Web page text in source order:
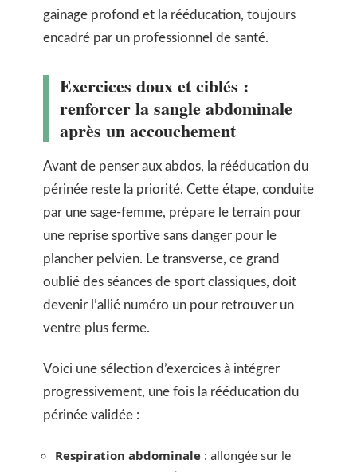
gainage profond et la rééducation, toujours
encadré par un professionnel de santé.
Exercices doux et ciblés :
renforcer la sangle abdominale
après un accouchement
Avant de penser aux abdos, la rééducation du
périnée reste la priorité. Cette étape, conduite
par une sage-femme, prépare le terrain pour
une reprise sportive sans danger pour le
plancher pelvien. Le transverse, ce grand
oublié des séances de sport classiques, doit
devenir l’allié numéro un pour retrouver un
ventre plus ferme.
Voici une sélection d’exercices à intégrer
progressivement, une fois la rééducation du
périnée validée :
Respiration abdominale : allongée sur le